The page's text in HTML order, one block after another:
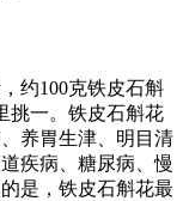
约100克铁皮石斛
挑一。铁皮石斛花
养胃生津、明目清
疾病、糖尿病、慢
是，铁皮石斛花最